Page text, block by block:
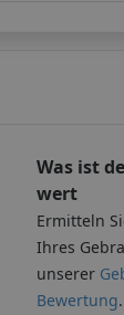
Was ist
wert
Ermitteln
Ihres
unserer
Bewertung